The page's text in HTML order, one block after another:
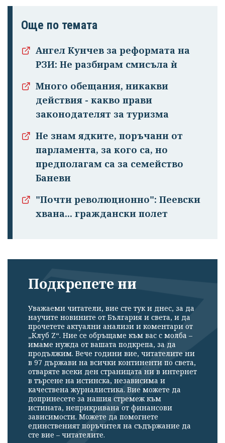
Още по темата
Ангел Кунчев за реформата на
РЗИ: Не разбирам смисъла ѝ
Много обещания, никакви
действия - какво прави
законодателят за туризма
Не знам ядките, поръчани от
парламента, за кого са, но
предполагам са за семейство
Баневи
"Почти революционно": Пеевски
хвана... граждански полет
Подкрепете ни
Уважаеми читатели, вие сте тук и днес, за да
научите новините от България и света, и да
прочетете актуални анализи и коментари от
„Клуб Z“. Ние се обръщаме към вас с молба –
имаме нужда от вашата подкрепа, за да
продължим. Вече години вие, читателите ни
в 97 държави на всички континенти по света,
отваряте всеки ден страницата ни в интернет
в търсене на истинска, независима и
качествена журналистика. Вие можете да
допринесете за нашия стремеж към
истината, неприкривана от финансови
зависимости. Можете да помогнете
единственият поръчител на съдържание да
сте вие – читателите.